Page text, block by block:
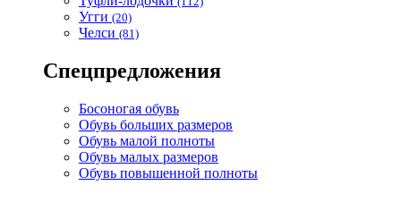
Угги (20)
Челси (81)
Спецпредложения
Босоногая обувь
Обувь больших размеров
Обувь малой полноты
Обувь малых размеров
Обувь повышенной полноты